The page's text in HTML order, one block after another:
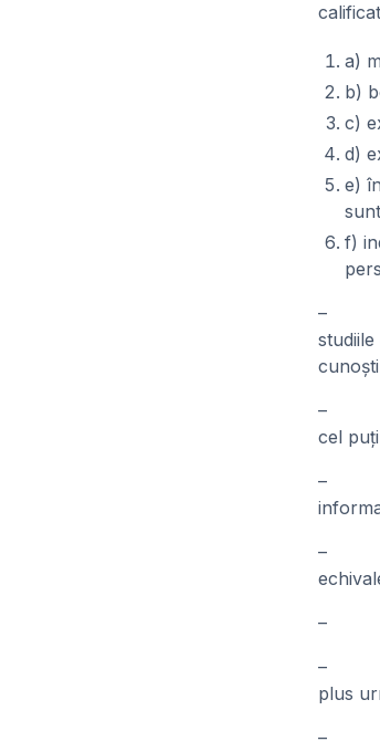
a)
b)
c)
d)
e)
f)
– să
– să
cel
– să fi
– să
– să
–
plus
– să fi